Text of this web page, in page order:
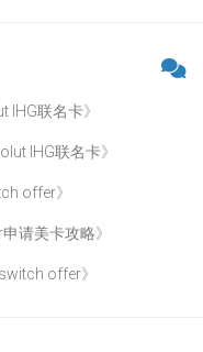
IHG联名卡》
IHG联名卡》
offer》
请美卡攻略》
offer》